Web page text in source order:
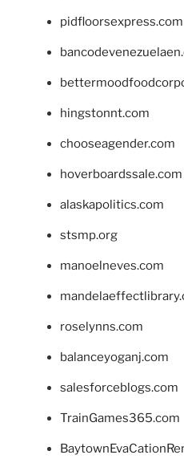
pidfloorsexpress.com
hingstonnt.com
chooseagender.com
hoverboardssale.com
alaskapolitics.com
stsmp.org
manoelneves.com
roselynns.com
balanceyoganj.com
salesforceblogs.com
TrainGames365.com